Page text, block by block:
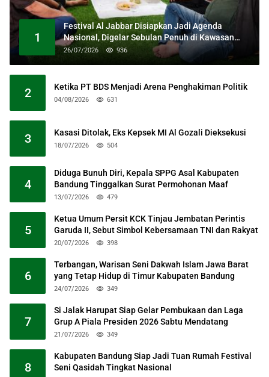
1
Festival Al Jabbar Disiapkan Jadi Agenda
Nasional, Digelar Sebulan Penuh di Kawasan
Masjid Raya Al Jabbar
26/07/2026 936
2 Ketika PT BDS Menjadi Arena Penghakiman Politik
04/08/2026 631
3 Kasasi Ditolak, Eks Kepsek MI Al Gozali Dieksekusi
18/07/2026 504
4
Diduga Bunuh Diri, Kepala SPPG Asal Kabupaten
Bandung Tinggalkan Surat Permohonan Maaf
13/07/2026 479
5
Ketua Umum Persit KCK Tinjau Jembatan Perintis
Garuda II, Sebut Simbol Kebersamaan TNI dan Rakyat
20/07/2026 398
6
Terbangan, Warisan Seni Dakwah Islam Jawa Barat
yang Tetap Hidup di Timur Kabupaten Bandung
24/07/2026 349
7
Si Jalak Harupat Siap Gelar Pembukaan dan Laga
Grup A Piala Presiden 2026 Sabtu Mendatang
21/07/2026 349
8
Kabupaten Bandung Siap Jadi Tuan Rumah Festival
Seni Qasidah Tingkat Nasional